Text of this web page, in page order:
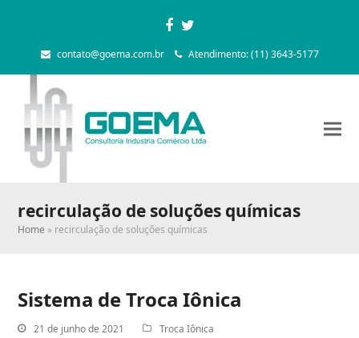
Facebook
Twitter
contato@goema.com.br Atendimento: (11) 3643-5177
recirculação de soluções químicas
Home » recirculação de soluções químicas
Sistema de Troca Iônica
21 de junho de 2021 Troca Iônica